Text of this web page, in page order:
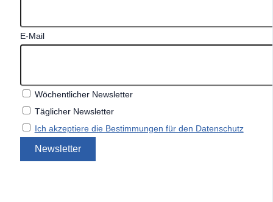
E-Mail
Wöchentlicher Newsletter
Täglicher Newsletter
Ich akzeptiere die Bestimmungen für den Datenschutz